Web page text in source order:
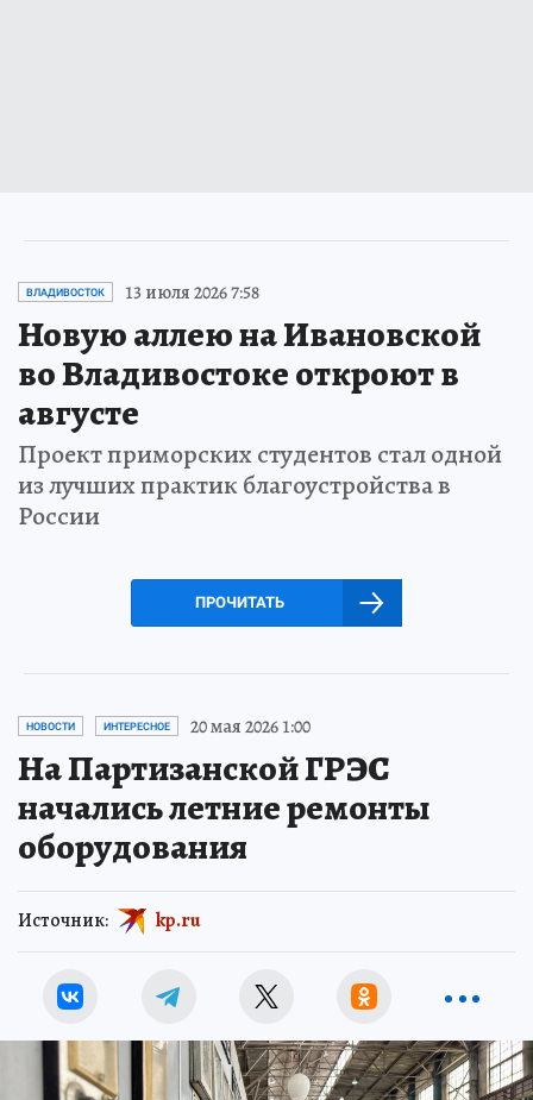
ВЛАДИВОСТОК 13 июля 2026 7:58
Новую аллею на Ивановской
во Владивостоке откроют в
августе
Проект приморских студентов стал одной
из лучших практик благоустройства в
России
ПРОЧИТАТЬ
НОВОСТИ ИНТЕРЕСНОЕ 20 мая 2026 1:00
На Партизанской ГРЭС
начались летние ремонты
оборудования
Источник: kp.ru